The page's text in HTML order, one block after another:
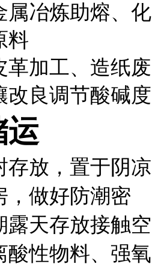
属冶炼助熔、化
料
革加工、造纸废
改良调节酸碱度
存放，置于阴凉
，做好防潮密
天存放接触空
酸性物料、强氧